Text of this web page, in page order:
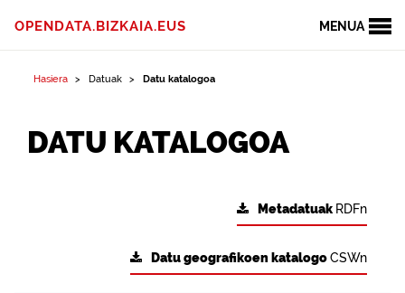
MENUA
OPENDATA.BIZKAIA.EUS
Hasiera Datuak Datu katalogoa
DATU KATALOGOA
Metadatuak RDFn
Datu geografikoen katalogoCSWn